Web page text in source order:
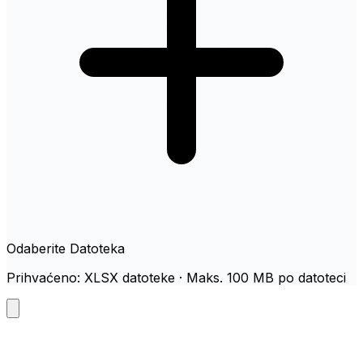
Odaberite Datoteka
Prihvaćeno: XLSX datoteke · Maks. 100 MB po datoteci